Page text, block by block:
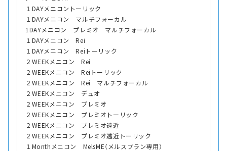
１DAYメニコントーリック
１DAYメニコン マルチフォーカル
1DAYメニコン プレミオ マルチフォーカル
１DAYメニコン Rei
１DAYメニコン Reiトーリック
２WEEKメニコン Rei
２WEEKメニコン Reiトーリック
２WEEKメニコン Rei マルチフォーカル
２WEEKメニコン デュオ
２WEEKメニコン プレミオ
２WEEKメニコン プレミオトーリック
２WEEKメニコン プレミオ遠近
２WEEKメニコン プレミオ遠近トーリック
１Monthメニコン MelsME（メルスプラン専用）